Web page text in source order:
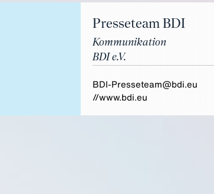
Presseteam BDI
Kommunikation
BDI e.V.
BDI-Presseteam@bdi.eu
//www.bdi.eu